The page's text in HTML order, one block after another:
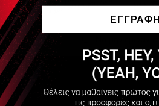
Είδες Πρόσφατα
SINTANG
Τσάντα μεταφοράς
κρεβατιού μασάζ Akito
Plus Μαύρη από :
ΕΓΓΡΑΦΗ